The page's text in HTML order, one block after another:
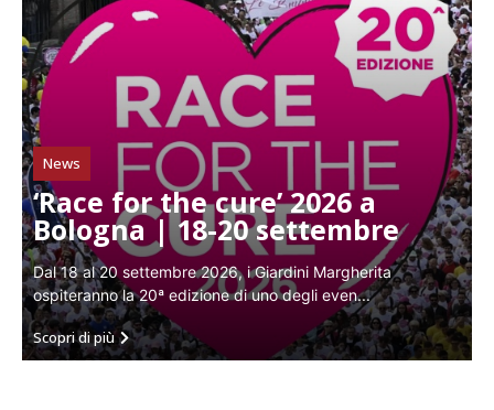
News
‘Race for the cure’ 2026 a
Bologna | 18-20 settembre
Dal 18 al 20 settembre 2026, i Giardini Margherita
ospiteranno la 20ª edizione di uno degli even...
Scopri di più